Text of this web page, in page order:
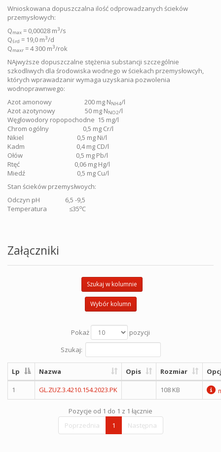
Wnioskowana dopuszczalna ilość odprowadzanych ścieków
przemysłowych:
Qmax = 0,00028 m3/s
Qśrd = 19,0 m3/d
Qmaxr = 4 300 m3/rok
NAjwyższe dopuszczalne stężenia substancji szczególnie
szkodliwych dla środowiska wodnego w ściekach przemysłowcyh,
których wprawadzanir wymaga uzyskania pozwolenia
wodnoprawnwego:
Azot amonowy 200 mg NNH4/l
Azot azotynowy 50 mg NNO2/l
Węglowodory ropopochodne 15 mg/l
Chrom ogólny 0,5 mg Cr/l
Nikiel 0,5 mg Ni/l
Kadm 0,4 mg CD/l
Ołów 0,5 mg Pb/l
Rtęć 0,06 mg Hg/l
Miedź 0,5 mg Cu/l
Stan ścieków przemysłwoych:
Odczyn pH 6,5 -9,5
Temperatura ≤35oC
Załączniki
Szukaj w kolumnie
Wybór kolumn
Pokaż
pozycji
Szukaj:
Lp Nazwa Opis Rozmiar
1 GL.ZUZ.3.4210.154.2023.PK 108 KB
Pozycje od 1 do 1 z 1 łącznie
Poprzednia
1 Następna